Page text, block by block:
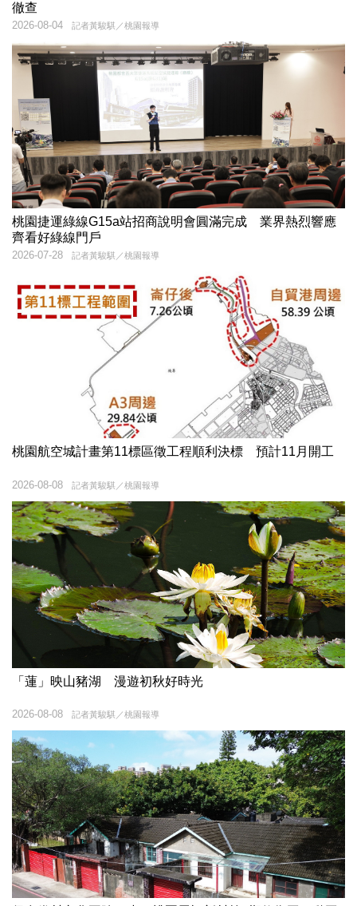
徹查
記者黃駿騏／桃園報導
2026-08-04
桃園捷運綠線G15a站招商說明會圓滿完成 業界熱烈響應
齊看好綠線門戶
記者黃駿騏／桃園報導
2026-07-28
桃園航空城計畫第11標區徵工程順利決標 預計11月開工
記者黃駿騏／桃園報導
2026-08-08
「蓮」映山豬湖 漫遊初秋好時光
記者黃駿騏／桃園報導
2026-08-08